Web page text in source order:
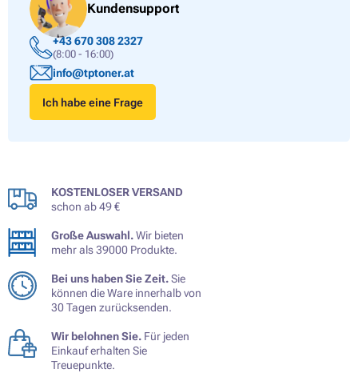
Kundensupport
+43 670 308 2327
(8:00 - 16:00)
info@tptoner.at
Ich habe eine Frage
KOSTENLOSER VERSAND
schon ab 49 €
Große Auswahl.Wir bieten
mehr als 39000 Produkte.
Bei uns haben Sie Zeit.Sie
können die Ware innerhalb von
30 Tagen zurücksenden.
Wir belohnen Sie. Für jeden
Einkauf erhalten Sie
Treuepunkte.